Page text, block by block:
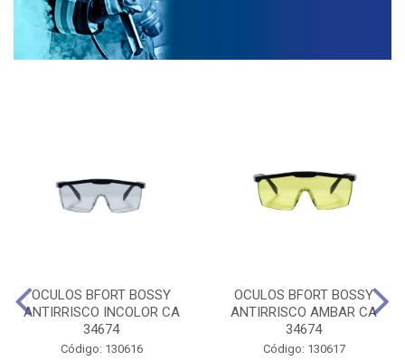
OCULOS BFORT BOSSY
ANTIRRISCO INCOLOR CA
34674
Código: 130616
OCULOS BFORT BOSSY
ANTIRRISCO AMBAR CA
34674
Código: 130617